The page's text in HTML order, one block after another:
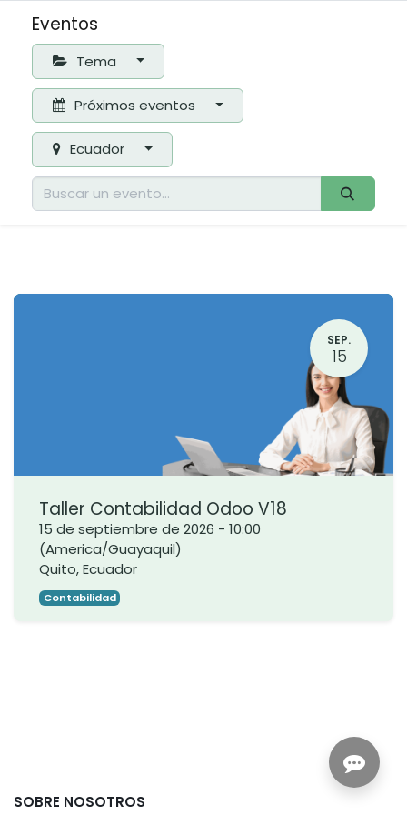
Eventos
Tema
Próximos eventos
Ecuador
SEP.
15
Taller Contabilidad Odoo V18
15 de septiembre de 2026 - 10:00
(America/Guayaquil)
Quito,Ecuador
Contabilidad
SOBRE NOSOTROS